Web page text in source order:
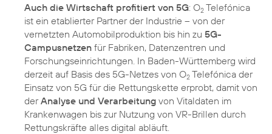
Auch die Wirtschaft profitiert von 5G: O2 Telefónica
ist ein etablierter Partner der Industrie – von der
vernetzten Automobilproduktion bis hin zu 5G-
Campusnetzen für Fabriken, Datenzentren und
Forschungseinrichtungen. In Baden-Württemberg wird
derzeit auf Basis des 5G-Netzes von O2 Telefónica der
Einsatz von 5G für die Rettungskette erprobt, damit von
derAnalyse und Verarbeitung von Vitaldaten im
Krankenwagen bis zur Nutzung von VR-Brillen durch
Rettungskräfte alles digital abläuft.